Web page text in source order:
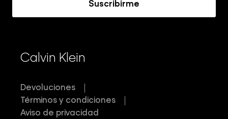
Suscribirme
Calvin Klein
Devoluciones
Términos y condiciones
Aviso de privacidad